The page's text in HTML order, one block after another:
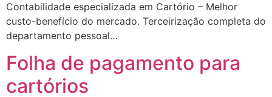
Contabilidade especializada em Cartório – Melhor
custo-benefício do mercado. Terceirização completa do
departamento pessoal…
Folha de pagamento para
cartórios